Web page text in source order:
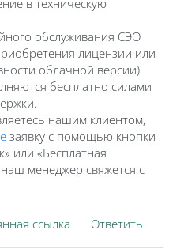
обслуживания СЭО
лицензии или
облачной версии)
бесплатно силами
нашим клиентом,
заявку с помощью кнопки
или «Бесплатная
менеджер свяжется с
ссылка Ответить